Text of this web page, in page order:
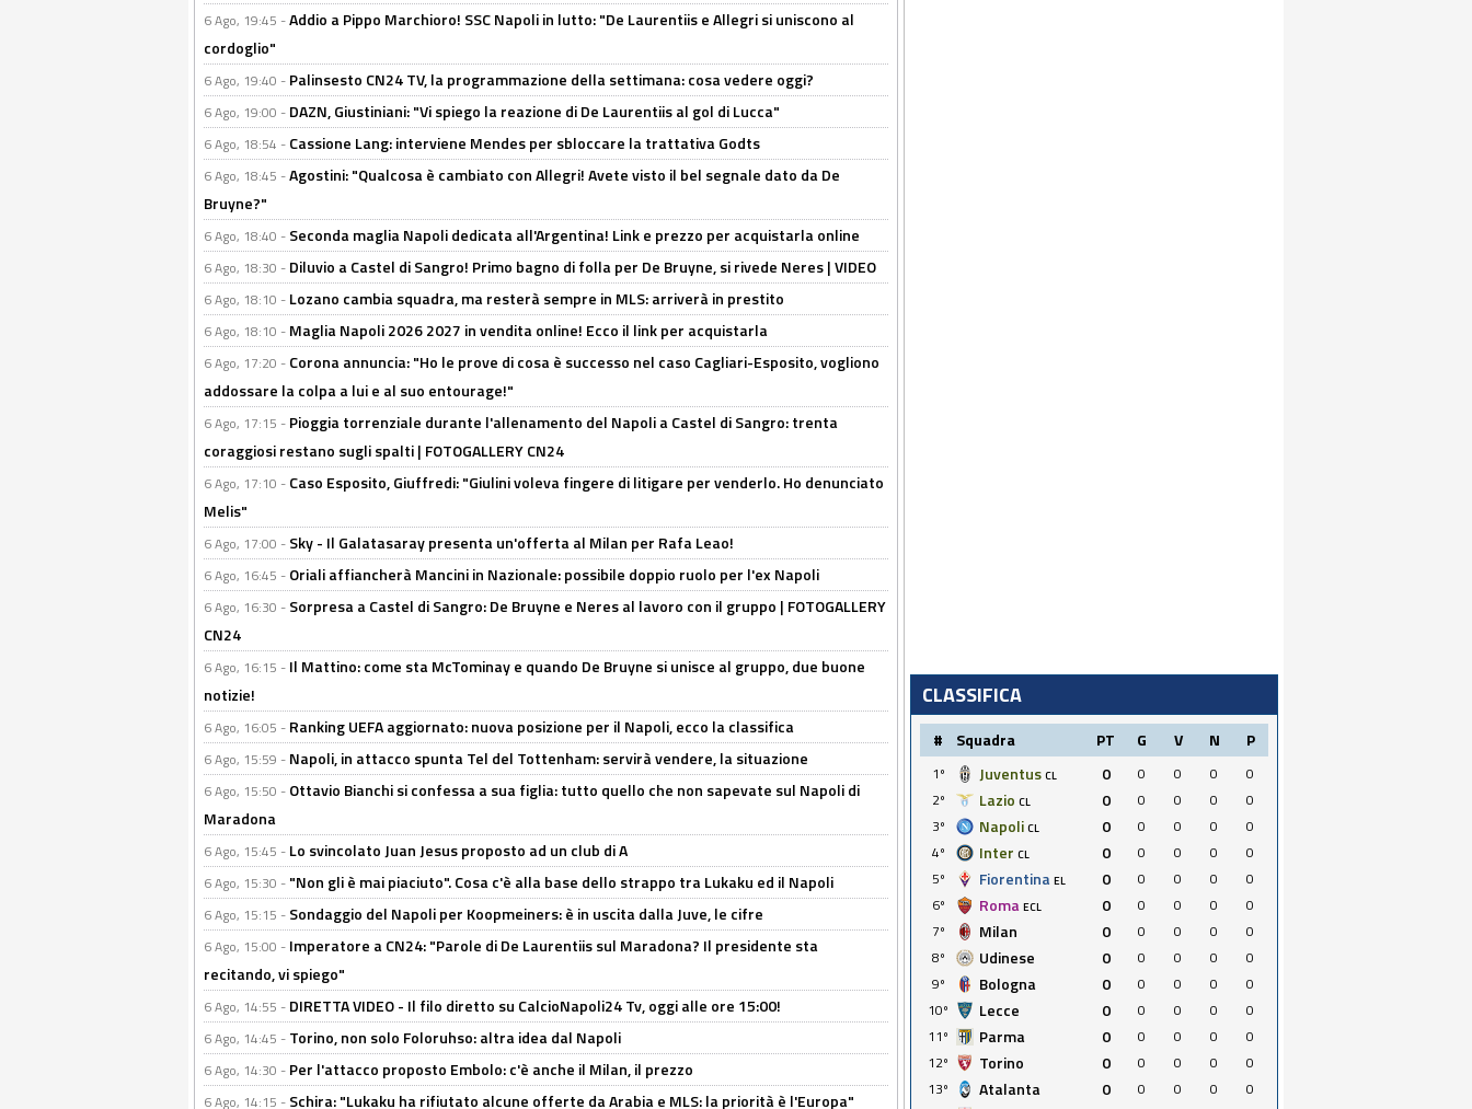
6 Ago, 19:45 -Addio a Pippo Marchioro! SSC Napoli in lutto: "De Laurentiis e Allegri si uniscono al
cordoglio"
6 Ago, 19:40 - Palinsesto CN24 TV, la programmazione della settimana: cosa vedere oggi?
6 Ago, 19:00 - DAZN, Giustiniani: "Vi spiego la reazione di De Laurentiis al gol di Lucca"
6 Ago, 18:54 - Cassione Lang: interviene Mendes per sbloccare la trattativa Godts
6 Ago, 18:45 -Agostini: "Qualcosa è cambiato con Allegri! Avete visto il bel segnale dato da De
Bruyne?"
6 Ago, 18:40 - Seconda maglia Napoli dedicata all'Argentina! Link e prezzo per acquistarla online
6 Ago, 18:30 - Diluvio a Castel di Sangro! Primo bagno di folla per De Bruyne, si rivede Neres | VIDEO
6 Ago, 18:10 - Lozano cambia squadra, ma resterà sempre in MLS: arriverà in prestito
6 Ago, 18:10 - Maglia Napoli 2026 2027 in vendita online! Ecco il link per acquistarla
6 Ago, 17:20 - Corona annuncia: "Ho le prove di cosa è successo nel caso Cagliari-Esposito, vogliono
addossare la colpa a lui e al suo entourage!"
6 Ago, 17:15 - Pioggia torrenziale durante l'allenamento del Napoli a Castel di Sangro: trenta
coraggiosi restano sugli spalti | FOTOGALLERY CN24
6 Ago, 17:10 - Caso Esposito, Giuffredi: "Giulini voleva fingere di litigare per venderlo. Ho denunciato
Melis"
6 Ago, 17:00 - Sky - Il Galatasaray presenta un'offerta al Milan per Rafa Leao!
6 Ago, 16:45 - Oriali affiancherà Mancini in Nazionale: possibile doppio ruolo per l'ex Napoli
6 Ago, 16:30 - Sorpresa a Castel di Sangro: De Bruyne e Neres al lavoro con il gruppo | FOTOGALLERY
CN24
6 Ago, 16:15 - Il Mattino: come sta McTominay e quando De Bruyne si unisce al gruppo, due buone
notizie!
6 Ago, 16:05 - Ranking UEFA aggiornato: nuova posizione per il Napoli, ecco la classifica
6 Ago, 15:59 - Napoli, in attacco spunta Tel del Tottenham: servirà vendere, la situazione
6 Ago, 15:50 - Ottavio Bianchi si confessa a sua figlia: tutto quello che non sapevate sul Napoli di
Maradona
6 Ago, 15:45 - Lo svincolato Juan Jesus proposto ad un club di A
6 Ago, 15:30 - "Non gli è mai piaciuto". Cosa c'è alla base dello strappo tra Lukaku ed il Napoli
6 Ago, 15:15 - Sondaggio del Napoli per Koopmeiners: è in uscita dalla Juve, le cifre
6 Ago, 15:00 - Imperatore a CN24: "Parole di De Laurentiis sul Maradona? Il presidente sta
recitando, vi spiego"
6 Ago, 14:55 - DIRETTA VIDEO - Il filo diretto su CalcioNapoli24 Tv, oggi alle ore 15:00!
6 Ago, 14:45 - Torino, non solo Foloruhso: altra idea dal Napoli
6 Ago, 14:30 - Per l'attacco proposto Embolo: c'è anche il Milan, il prezzo
6 Ago, 14:15 - Schira: "Lukaku ha rifiutato alcune offerte da Arabia e MLS: la priorità è l'Europa"
CLASSIFICA
# Squadra PT G V N P
1º Juventus CL 0 0 0 0
0
2º
Lazio CL 0 0 0 0
0
3º
Napoli CL 0 0 0 0
0
4º
Inter CL 0 0 0 0
0
5º
Fiorentina EL 0 0 0 0
0
6º
Roma ECL 0 0 0 0
0
7º
Milan 0 0 0 0
0
8º
Udinese 0 0 0 0
0
9º
Bologna 0 0 0 0
0
10º
Lecce 0 0 0 0
0
11º
Parma 0 0 0 0
0
12º
Torino 0 0 0 0
0
13º
Atalanta 0 0 0 0
0